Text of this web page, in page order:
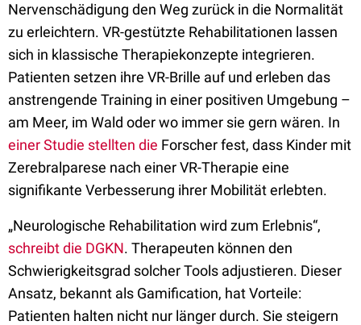
Nervenschädigung den Weg zurück in die Normalität
zu erleichtern. VR-gestützte Rehabilitationen lassen
sich in klassische Therapiekonzepte integrieren.
Patienten setzen ihre VR-Brille auf und erleben das
anstrengende Training in einer positiven Umgebung –
am Meer, im Wald oder wo immer sie gern wären. In
einer Studie stellten die Forscher fest, dass Kinder mit
Zerebralparese nach einer VR-Therapie eine
signifikante Verbesserung ihrer Mobilität erlebten.
„Neurologische Rehabilitation wird zum Erlebnis“,
schreibt die DGKN. Therapeuten können den
Schwierigkeitsgrad solcher Tools adjustieren. Dieser
Ansatz, bekannt als Gamification, hat Vorteile:
Patienten halten nicht nur länger durch. Sie steigern